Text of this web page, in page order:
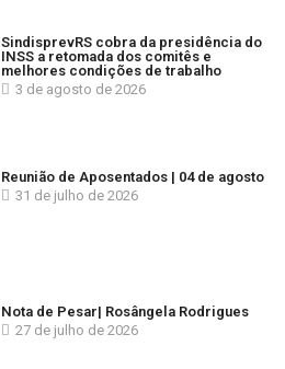
SindisprevRS cobra da presidência do
INSS a retomada dos comitês e
melhores condições de trabalho
3 de agosto de 2026
Reunião de Aposentados | 04 de agosto
31 de julho de 2026
Nota de Pesar| Rosângela Rodrigues
27 de julho de 2026